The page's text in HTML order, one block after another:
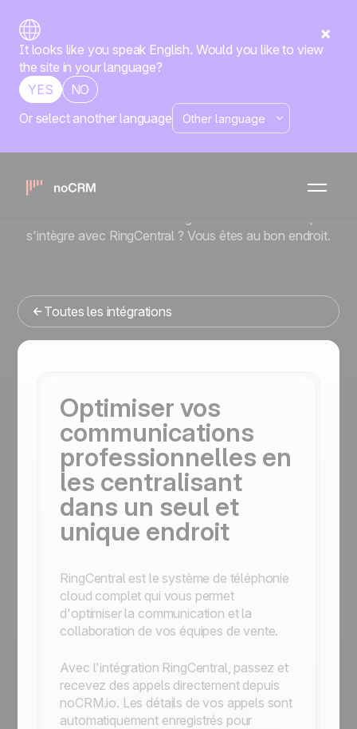
It looks like you speak English. Would you like to view
the site in your language?
YES
NO
Or select another language
Native
RingCentralx
s'intègre avec RingCentral ? Vous êtes au bon endroit.
Toutes les intégrations
Optimiser vos
communications
professionnelles en
les centralisant
dans un seul et
unique endroit
RingCentral est le système de téléphonie
cloud complet qui vous permet
d'optimiser la communication et la
collaboration de vos équipes de vente.
Avec l'intégration RingCentral, passez et
recevez des appels directement depuis
noCRM.io. Les détails de vos appels sont
automatiquement enregistrés pour